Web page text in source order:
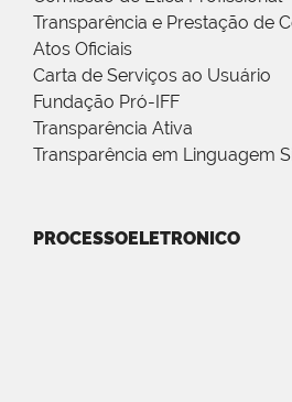
Transparência e Prestação de
Atos Oficiais
Carta de Serviços ao Usuário
Fundação Pró-IFF
Transparência Ativa
Transparência em Linguagem
PROCESSOELETRONICO